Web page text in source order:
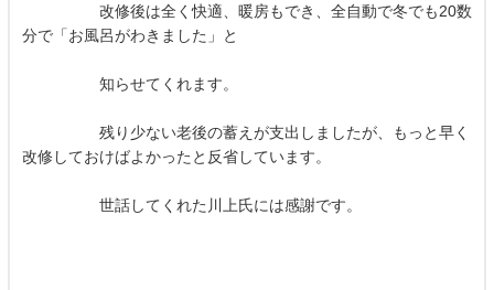
改修後は全く快適、暖房もでき、全自動で冬でも20数
分で「お風呂がわきました」と
知らせてくれます。
残り少ない老後の蓄えが支出しましたが、もっと早く
改修しておけばよかったと反省しています。
世話してくれた川上氏には感謝です。